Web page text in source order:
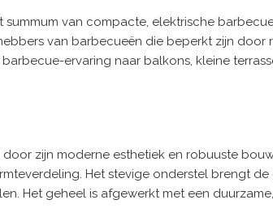
van compacte, elektrische
van barbecueën die beperkt zijn door
ervaring naar balkons, kleine
zijn moderne esthetiek en robuuste
Het stevige onderstel brengt
Het geheel is afgewerkt met een